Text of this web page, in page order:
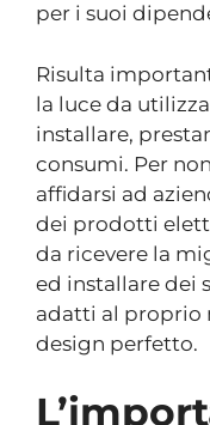
per i suoi
Risulta
la luce da
installare,
consumi. Per
affidarsi ad
dei prodotti
da ricevere la
ed installare dei
adatti al proprio
design perfetto.